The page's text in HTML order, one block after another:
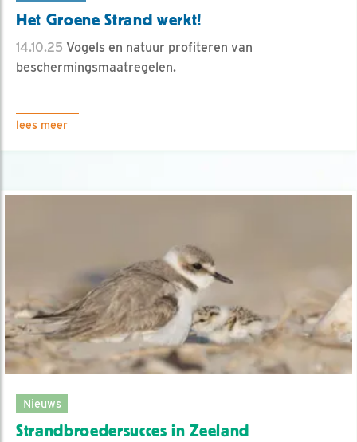
Het Groene Strand werkt!
14.10.25 Vogels en natuur profiteren van
beschermingsmaatregelen.
lees meer
Nieuws
Strandbroedersucces in Zeeland